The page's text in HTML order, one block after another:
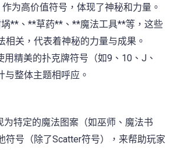
为高价值符号，体现了神秘和力量。
**、**草药**、**魔法工具**等，这些
相关，代表着神秘的力量与成果。
用精美的扑克牌符号（如9、10、J、
与整体主题相呼应。
为特定的魔法图案（如巫师、魔法书
符号（除了Scatter符号），来帮助玩家